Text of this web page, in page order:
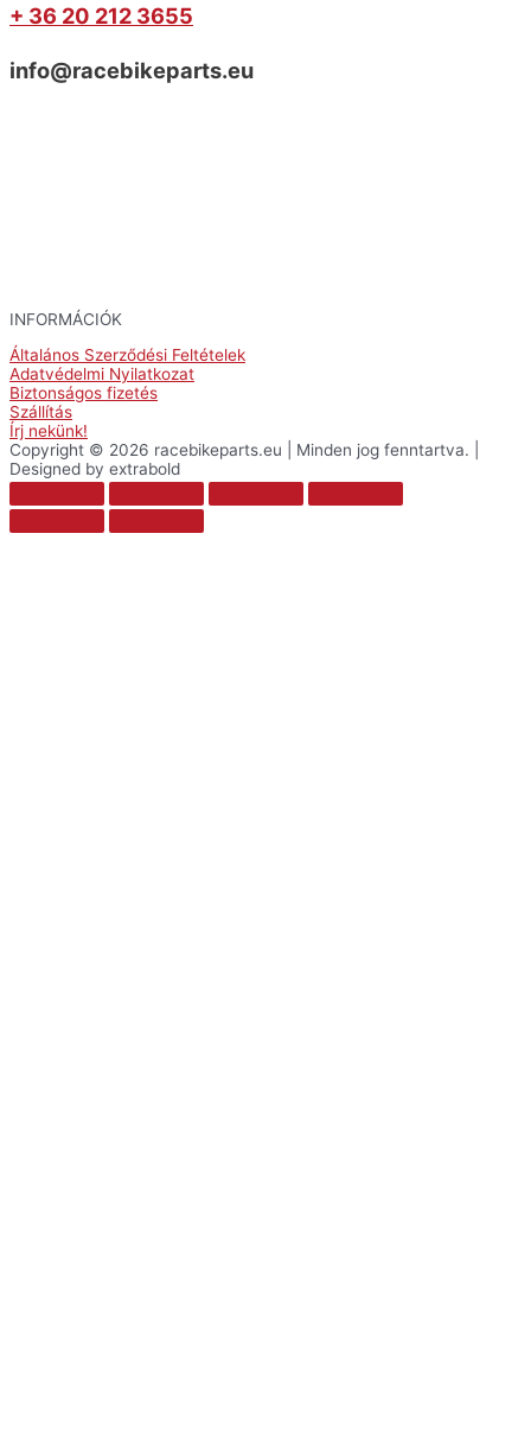
+ 36 20 212 3655
info@racebikeparts.eu
INFORMÁCIÓK
Általános Szerződési Feltételek
Adatvédelmi Nyilatkozat
Biztonságos fizetés
Szállítás
Írj nekünk!
Copyright © 2026 racebikeparts.eu | Minden jog fenntartva. |
Designed by extrabold